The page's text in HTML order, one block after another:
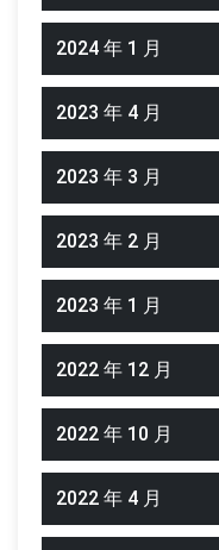
2024 年 1 月
2023 年 4 月
2023 年 3 月
2023 年 2 月
2023 年 1 月
2022 年 12 月
2022 年 10 月
2022 年 4 月